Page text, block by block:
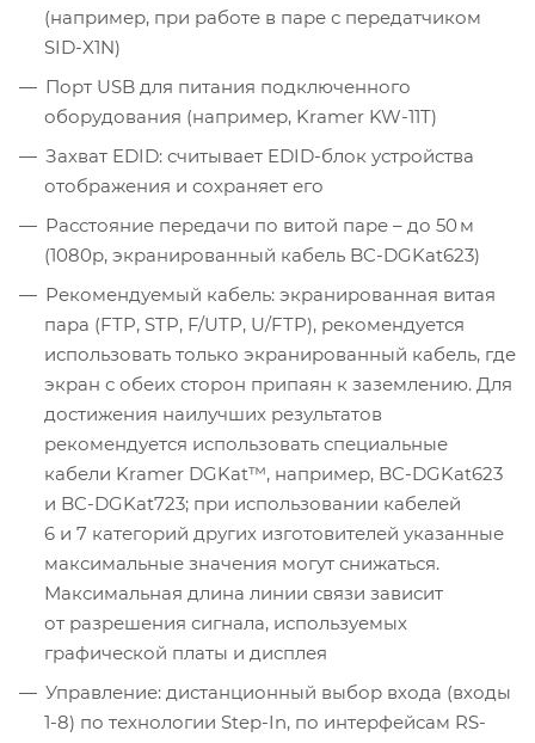
(например, при работе в паре с передатчиком
SID-X1N)
Порт USB для питания подключенного
оборудования (например, Kramer KW-11T)
Захват EDID: считывает EDID-блок устройства
отображения и сохраняет его
Расстояние передачи по витой паре – до 50 м
(1080p, экранированный кабель BC-DGKat623)
Рекомендуемый кабель: экранированная витая
пара (FTP, STP, F/UTP, U/FTP), рекомендуется
использовать только экранированный кабель, где
экран с обеих сторон припаян к заземлению. Для
достижения наилучших результатов
рекомендуется использовать специальные
кабели Kramer DGKat™, например, BC-DGKat623
и BC-DGKat723; при использовании кабелей
6 и 7 категорий других изготовителей указанные
максимальные значения могут снижаться.
Максимальная длина линии связи зависит
от разрешения сигнала, используемых
графической платы и дисплея
Управление: дистанционный выбор входа (входы
1-8) по технологии Step-In, по интерфейсам RS-